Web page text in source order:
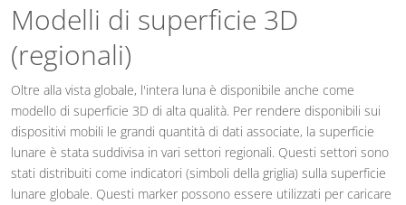
Modelli di superficie 3D
(regionali)
Oltre alla vista globale, l'intera luna è disponibile anche come
modello di superficie 3D di alta qualità. Per rendere disponibili sui
dispositivi mobili le grandi quantità di dati associate, la superficie
lunare è stata suddivisa in vari settori regionali. Questi settori sono
stati distribuiti come indicatori (simboli della griglia) sulla superficie
lunare globale. Questi marker possono essere utilizzati per caricare